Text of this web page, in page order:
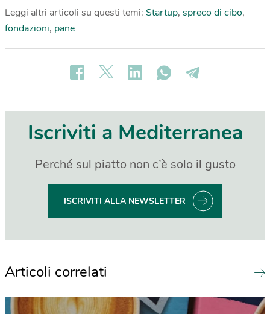
Leggi altri articoli su questi temi: Startup, spreco di cibo,
fondazioni, pane
Iscriviti a Mediterranea
Perché sul piatto non c’è solo il gusto
ISCRIVITI ALLA NEWSLETTER
Articoli correlati